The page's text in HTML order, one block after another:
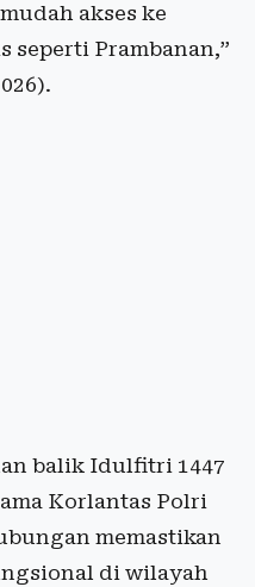
akses ke
seperti Prambanan,”
balik Idulfitri 1447
Korlantas Polri
memastikan
di wilayah